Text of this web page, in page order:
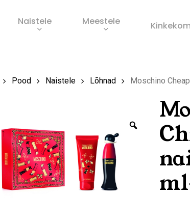
Naistele Meestele
Pood Naistele Lõhnad Moschino
Zoom